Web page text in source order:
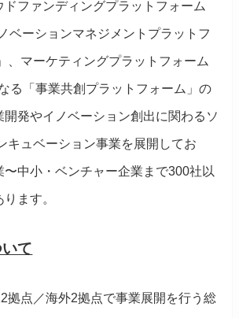
ドファンディングプラットフォーム
ベーションマネジメントプラットフ
、マーケティングプラットフォーム
る「事業共創プラットフォーム」の
開発やイノベーション創出に関わるソ
キュベーション事業を展開してお
〜中小・ベンチャー企業まで300社以
ます。
て
拠点／海外2拠点で事業展開を行う総